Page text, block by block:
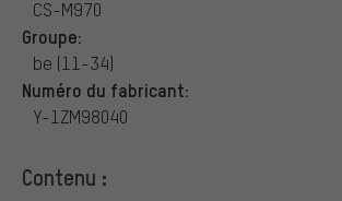
CS-M970
Groupe:
be (11-34)
Numéro du fabricant:
Y-1ZM98040
Contenu :